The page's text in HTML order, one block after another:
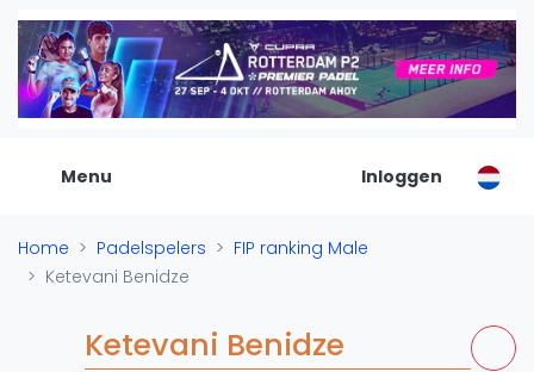
Menu
De Padel Gids
Alle padel locaties
Padelwinkels
Organisatie
Banenbouwers
Overige categorien
Padelscholen
Inloggen
Home Padelspelers
FIP ranking Male
Ketevani Benidze
Ketevani Benidze